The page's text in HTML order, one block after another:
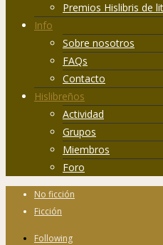
Premios Hislibris de
Info
Sobre nosotros
FAQs
Contacto
Hislibreños
Actividad
Grupos
Miembros
Foro
No ficción
Ficción
Following